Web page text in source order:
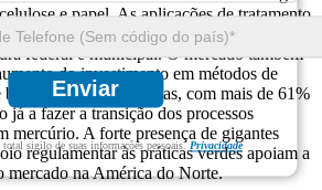
Enviar
total sigilo de suas informações pessoais. Privacidade
e papel. As aplicações de tratamento
em grande parte influenciadas pelas
federal e municipal. O mercado também
do investimento em métodos de
em membranas, com mais de 61%
já a fazer a transição dos processos
mercúrio. A forte presença de gigantes
regulamentar às práticas verdes apoiam a
mercado na América do Norte.